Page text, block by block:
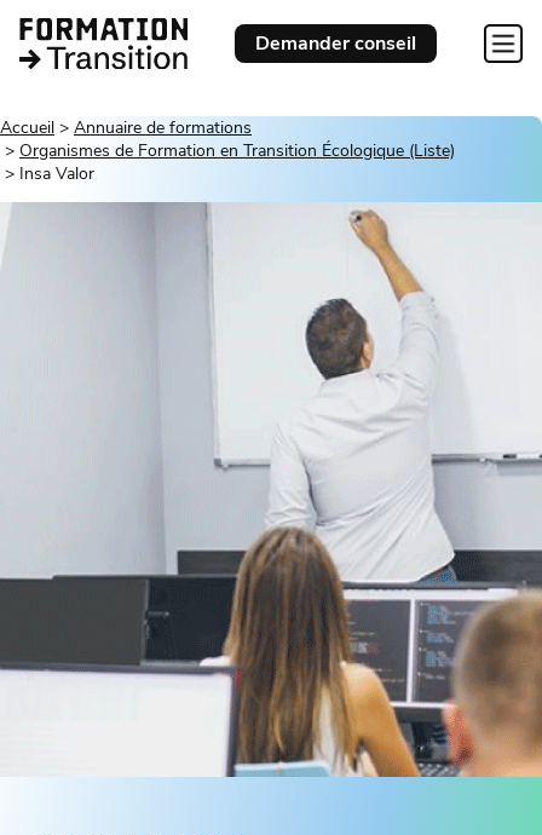
Demander conseil
Accueil
Annuaire de formations
Organismes de Formation en Transition Écologique (Liste)
Insa Valor